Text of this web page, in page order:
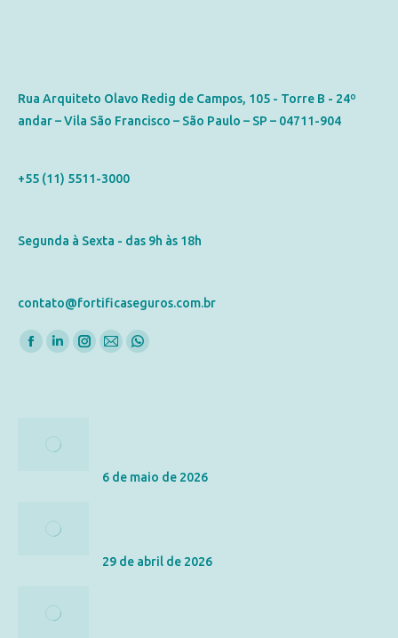
Rua Arquiteto Olavo Redig de Campos, 105 - Torre B - 24º
andar – Vila São Francisco – São Paulo – SP – 04711-904
+55 (11) 5511-3000
Segunda à Sexta - das 9h às 18h
contato@fortificaseguros.com.br
Encontre-nos em:
6 de maio de 2026
29 de abril de 2026